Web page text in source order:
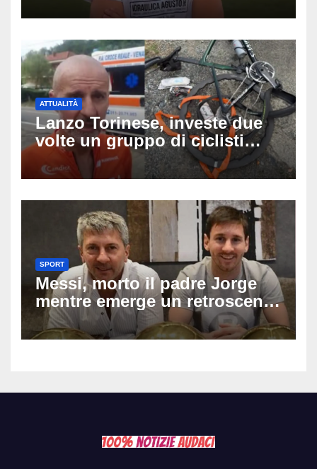
capitano, il dolore di Bologna
ATTUALITÀ
Lanzo Torinese, investe due
volte un gruppo di ciclisti
dopo una lite: arrestato
73enne, il racconto choc di un
SPORT
Messi, morto il padre Jorge
mentre emerge un retroscena
choc: le minacce di morte al
fuoriclasse durante i Mondiali